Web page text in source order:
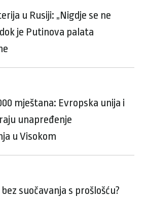
u Rusiji: „Nigdje se ne
je Putinova palata
mještana: Evropska unija i
unapređenje
u Visokom
suočavanja s prošlošću?